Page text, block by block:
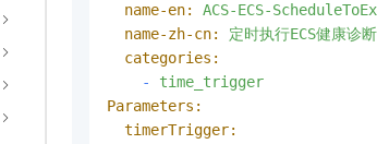
name-en:
ACS-ECS-
name-zh-cn:
定时执行ECS健康诊断
categories:
-
time_trigger
Parameters:
timerTrigger: